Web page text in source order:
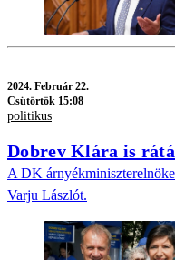
2024. Február 22.
Csütörtök 15:08
politikus
Dobrev Klára is
A DK
Varju Lászlót.